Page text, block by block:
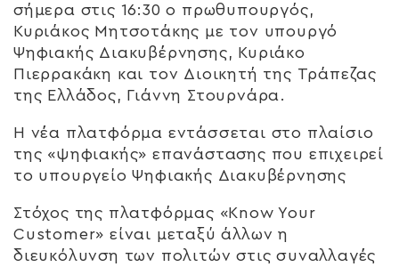
σήμερα στις 16:30 ο πρωθυπουργός,
Κυριάκος Μητσοτάκης με τον υπουργό
Ψηφιακής Διακυβέρνησης, Κυριάκο
Πιερρακάκη και τον Διοικητή της Τράπεζας
της Ελλάδος, Γιάννη Στουρνάρα.
Η νέα πλατφόρμα εντάσσεται στο πλαίσιο
της «ψηφιακής» επανάστασης που επιχειρεί
το υπουργείο Ψηφιακής Διακυβέρνησης
Στόχος της πλατφόρμας «Know Your
Customer» είναι μεταξύ άλλων η
διευκόλυνση των πολιτών στις συναλλαγές